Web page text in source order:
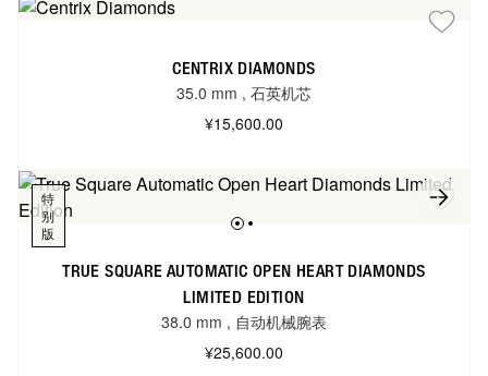
CENTRIX DIAMONDS
35.0 mm , 石英机芯
¥15,600.00
特
别
版
TRUE SQUARE AUTOMATIC OPEN HEART DIAMONDS
LIMITED EDITION
38.0 mm , 自动机械腕表
¥25,600.00